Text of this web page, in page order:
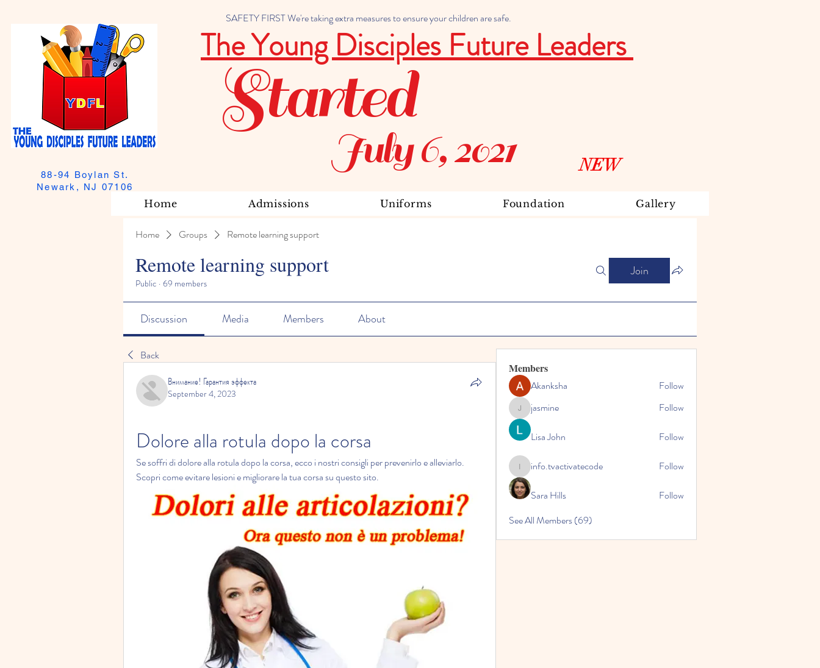
SAFETY FIRST We're taking extra measures to ensure your children are safe.
88-94 Boylan St.
Newark, NJ 07106
The Young Disciples Future Leaders
July 6, 2021
Started
Home Admissions Uniforms Foundation Gallery
NEW
Home Groups Remote learning support
Remote learning support
Public · 69 members
Join
Discussion Media Members About
Back
Внимание! Гарантия эффекта
September 4, 2023
Dolore alla rotula dopo la corsa
Se soffri di dolore alla rotula dopo la corsa, ecco i nostri consigli per prevenirlo e alleviarlo.
Scopri come evitare lesioni e migliorare la tua corsa su questo sito.
Members
Akanksha
Follow
jasminejasmine Follow
Lisa John Follow
info.tvactivatecode
info.tvactivatecode Follow
Sara Hills
Follow
See All Members (69)